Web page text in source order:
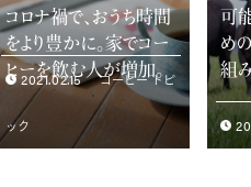
コロナ禍で、おうち時間
をより豊かに。家でコー
ヒーを飲む人が増加。
2021.02.15 コーヒー トピ
ック
可
め
組